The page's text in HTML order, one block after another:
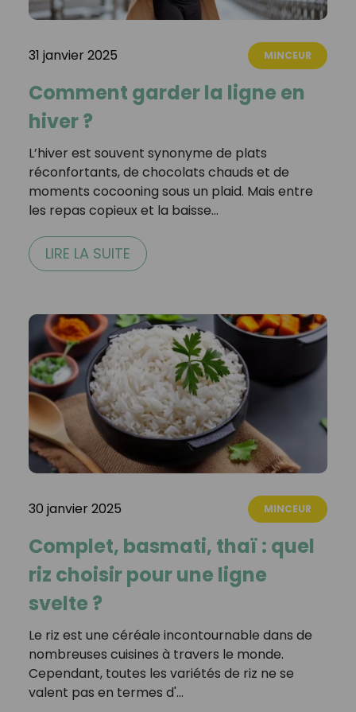
31 janvier 2025 MINCEUR
Comment garder la ligne en
hiver ?
L’hiver est souvent synonyme de plats
réconfortants, de chocolats chauds et de
moments cocooning sous un plaid. Mais entre
les repas copieux et la baisse…
LIRE LA SUITE
30 janvier 2025 MINCEUR
Complet, basmati, thaï : quel
riz choisir pour une ligne
svelte ?
Le riz est une céréale incontournable dans de
nombreuses cuisines à travers le monde.
Cependant, toutes les variétés de riz ne se
valent pas en termes d'…